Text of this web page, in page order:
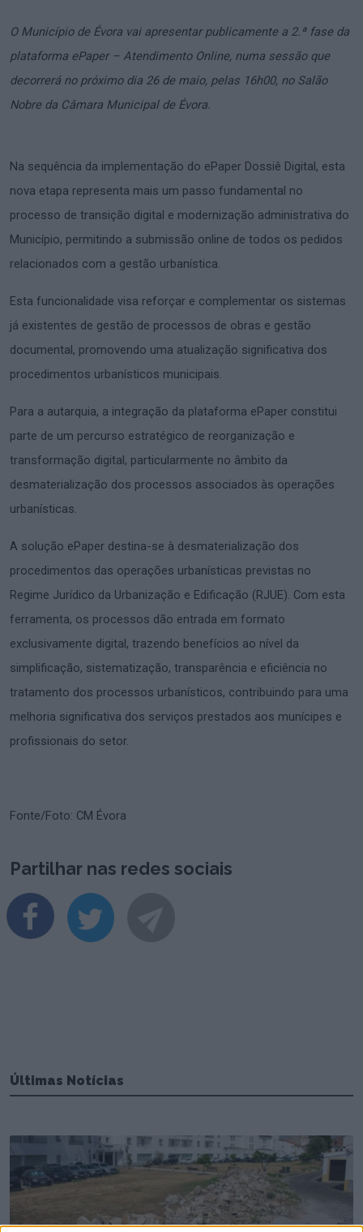
O Município de Évora vai apresentar publicamente a 2.ª fase da
plataforma ePaper – Atendimento Online, numa sessão que
decorrerá no próximo dia 26 de maio, pelas 16h00, no Salão
Nobre da Câmara Municipal de Évora.
Na sequência da implementação do ePaper Dossiê Digital, esta
nova etapa representa mais um passo fundamental no
processo de transição digital e modernização administrativa do
Município, permitindo a submissão online de todos os pedidos
relacionados com a gestão urbanística.
Esta funcionalidade visa reforçar e complementar os sistemas
já existentes de gestão de processos de obras e gestão
documental, promovendo uma atualização significativa dos
procedimentos urbanísticos municipais.
Para a autarquia, a integração da plataforma ePaper constitui
parte de um percurso estratégico de reorganização e
transformação digital, particularmente no âmbito da
desmaterialização dos processos associados às operações
urbanísticas.
A solução ePaper destina-se à desmaterialização dos
procedimentos das operações urbanísticas previstas no
Regime Jurídico da Urbanização e Edificação (RJUE). Com esta
ferramenta, os processos dão entrada em formato
exclusivamente digital, trazendo benefícios ao nível da
simplificação, sistematização, transparência e eficiência no
tratamento dos processos urbanísticos, contribuindo para uma
melhoria significativa dos serviços prestados aos munícipes e
profissionais do setor.
Fonte/Foto: CM Évora
Partilhar nas redes sociais
Últimas Notícias